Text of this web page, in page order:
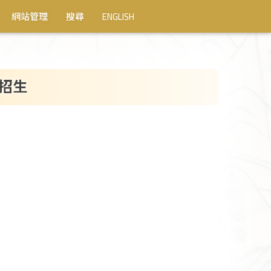
網站管理 搜尋 ENGLISH
生